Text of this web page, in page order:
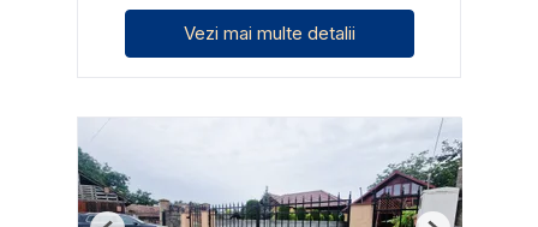
Vezi mai multe detalii